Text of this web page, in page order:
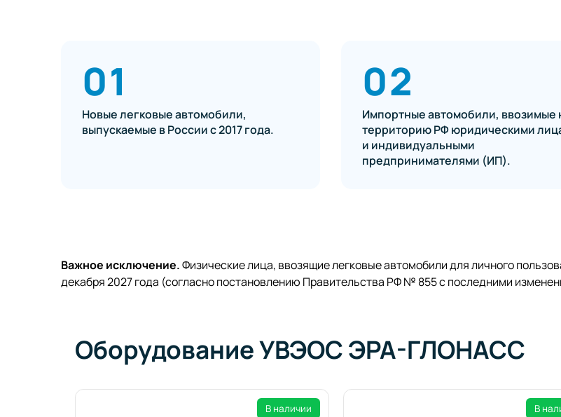
01
Новые легковые автомобили,
выпускаемые в России с 2017 года.
02
Импортные автомобили, ввозимые
территорию РФ юридическими
и индивидуальными
предпринимателями (ИП).
Важное исключение.Физические лица, ввозящие легковые автомобили для личного
декабря 2027 года (согласно постановлению Правительства РФ № 855 с последними
Оборудование УВЭОС ЭРА-ГЛОНАСС
В наличии В